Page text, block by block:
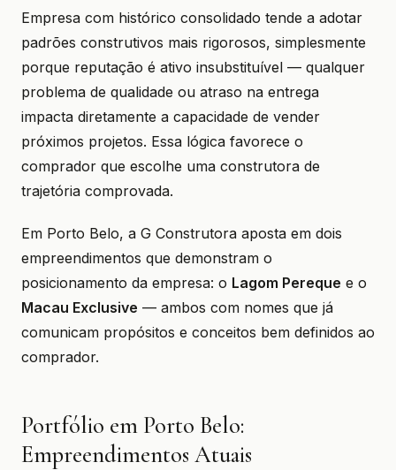
Empresa com histórico consolidado tende a adotar
padrões construtivos mais rigorosos, simplesmente
porque reputação é ativo insubstituível — qualquer
problema de qualidade ou atraso na entrega
impacta diretamente a capacidade de vender
próximos projetos. Essa lógica favorece o
comprador que escolhe uma construtora de
trajetória comprovada.
Em Porto Belo, a G Construtora aposta em dois
empreendimentos que demonstram o
posicionamento da empresa: o Lagom Pereque e o
Macau Exclusive — ambos com nomes que já
comunicam propósitos e conceitos bem definidos ao
comprador.
Portfólio em Porto Belo:
Empreendimentos Atuais